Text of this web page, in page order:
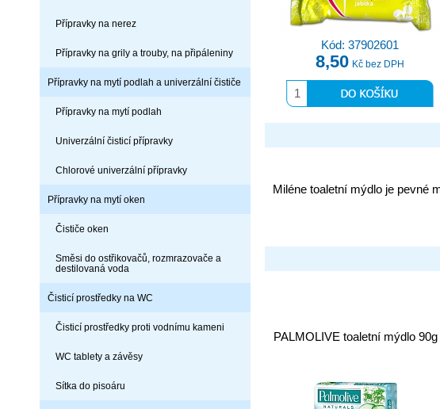
Přípravky na nerez
Přípravky na grily a trouby, na připáleniny
Přípravky na mytí podlah a univerzální čističe
Přípravky na mytí podlah
Univerzální čisticí přípravky
Chlorové univerzální přípravky
Přípravky na mytí oken
Čističe oken
Směsi do ostřikovačů, rozmrazovače a
destilovaná voda
Čisticí prostředky na WC
Čisticí prostředky proti vodnímu kameni
WC tablety a závěsy
Sítka do pisoáru
Kód: 37902601
8,50 Kč bez DPH
Miléne toaletní mýdlo je pevné
PALMOLIVE toaletní mýdlo 90g